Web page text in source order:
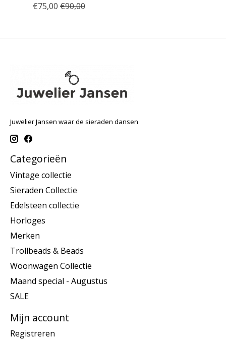
€75,00 €90,00
Juwelier Jansen waar de sieraden dansen
Categorieën
Vintage collectie
Sieraden Collectie
Edelsteen collectie
Horloges
Merken
Trollbeads & Beads
Woonwagen Collectie
Maand special - Augustus
SALE
Mijn account
Registreren